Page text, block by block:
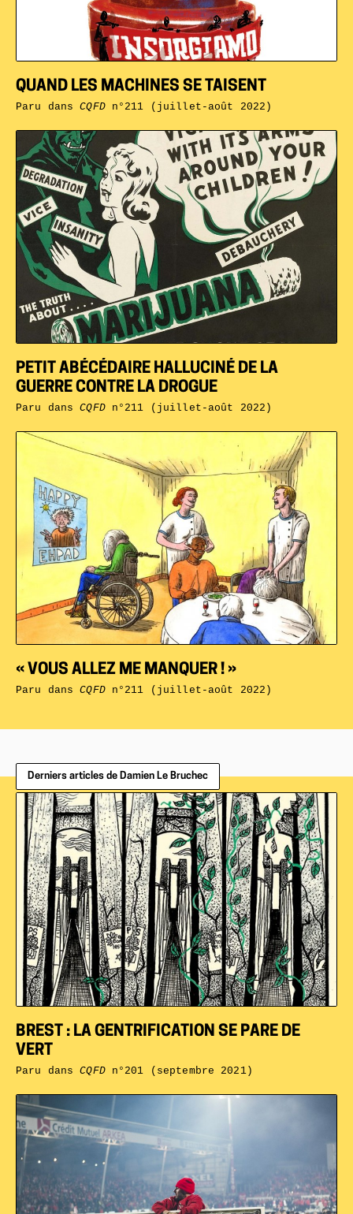
« VOUS ALLEZ ME MANQUER ! »
Paru dansCQFDn°211 (juillet-août 2022)
PETIT ABÉCÉDAIRE HALLUCINÉ DE LA
GUERRE CONTRE LA DROGUE
Paru dansCQFDn°211 (juillet-août 2022)
QUAND LES MACHINES SE TAISENT
Paru dansCQFDn°211 (juillet-août 2022)
Derniers articles de Damien Le Bruchec
BREST : LA GENTRIFICATION SE PARE DE
VERT
Paru dansCQFDn°201 (septembre 2021)